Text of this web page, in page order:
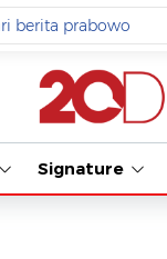
sedang ramai
data live draw sgp
prabowo
Signature